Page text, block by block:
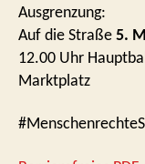
Ausgrenzung:
Auf die Straße 5.
12.00 Uhr
Marktplatz